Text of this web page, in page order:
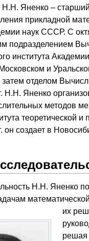
Н.Н. Яненко –
прикладной
наук СССР. С
подразделением
института
и
отделом
Яненко
методов
теоретической
создает в
Н.Н. Яненко
их
решая